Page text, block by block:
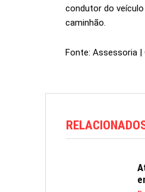
condutor do
caminhão.
Fonte: Assessoria |